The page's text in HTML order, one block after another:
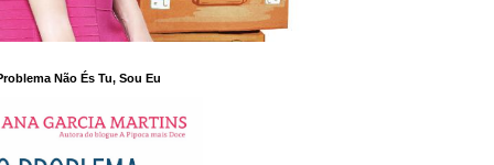
Não És Tu, Sou Eu